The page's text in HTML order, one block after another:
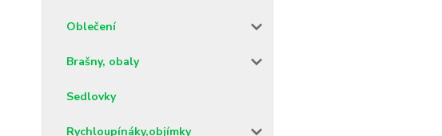
Oblečení
Brašny, obaly
Sedlovky
Rychloupínáky,objímky